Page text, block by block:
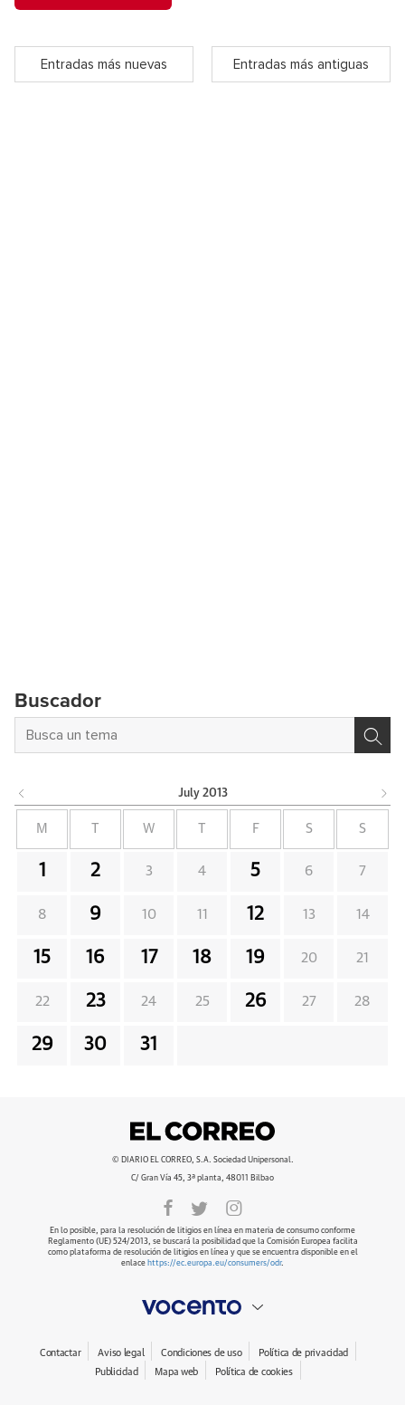
Entradas más nuevas Entradas más antiguas
Buscador
July 2013
M W F S S
1 2 3 4 5 6 7
8 9 10 11 12 13 14
15 16 17 18 19 20 21
22 23 24 25 26 27 28
29 30 31
© DIARIO EL CORREO, S.A. Sociedad Unipersonal.
C/ Gran Vía 45, 3ª planta, 48011 Bilbao
En lo posible, para la resolución de litigios en línea en materia de consumo conforme
Reglamento (UE) 524/2013, se buscará la posibilidad que la Comisión Europea facilita
como plataforma de resolución de litigios en línea y que se encuentra disponible en el
enlace https://ec.europa.eu/consumers/odr.
Contactar Aviso legal Condiciones de uso
Política de privacidad
Publicidad
Mapa web Política de cookies